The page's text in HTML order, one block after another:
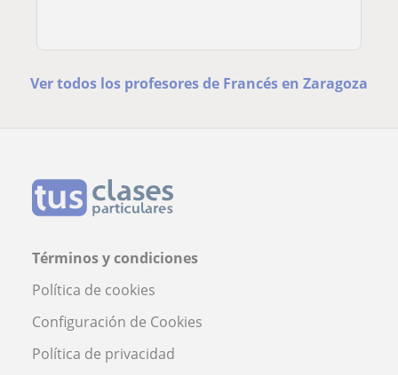
Ver todos los profesores de Francés en Zaragoza
Términos y condiciones
Política de cookies
Configuración de Cookies
Política de privacidad